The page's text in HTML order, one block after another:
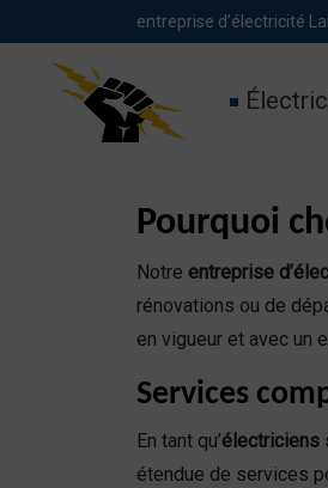
entreprise d’électricité
Pourquoi
Notre entreprise
rénovations ou de
en vigueur et avec un
Services
En tant qu’électriciens
étendue de services
Panneau de gestion des cookies